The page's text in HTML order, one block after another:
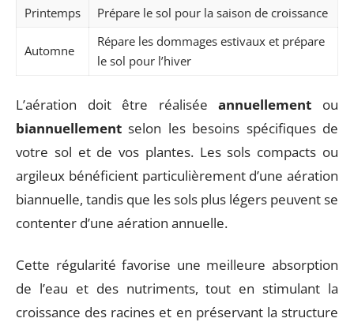
Printemps
Prépare le sol pour la saison de croissance
Automne
Répare les dommages estivaux et prépare
le sol pour l’hiver
L’aération doit être réaliséeannuellement ou
biannuellement selon les besoins spécifiques de
votre sol et de vos plantes. Les sols compacts ou
argileux bénéficient particulièrement d’une aération
biannuelle, tandis que les sols plus légers peuvent se
contenter d’une aération annuelle.
Cette régularité favorise une meilleure absorption
de l’eau et des nutriments, tout en stimulant la
croissance des racines et en préservant la structure